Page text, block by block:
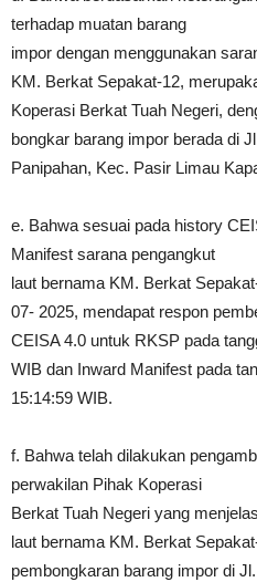
terhadap muatan barang
impor dengan menggunakan
KM. Berkat Sepakat-12,
Koperasi Berkat Tuah Negeri,
bongkar barang impor berada di
Panipahan, Kec. Pasir Limau
e. Bahwa sesuai pada history
Manifest sarana pengangkut
laut bernama KM. Berkat
07- 2025, mendapat respon
CEISA 4.0 untuk RKSP pada
WIB dan Inward Manifest pada
15:14:59 WIB.
f. Bahwa telah dilakukan
perwakilan Pihak Koperasi
Berkat Tuah Negeri yang
laut bernama KM. Berkat
pembongkaran barang impor di